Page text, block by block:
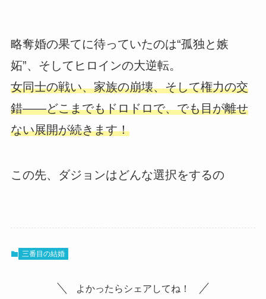
略奪婚の果てに待っていたのは“孤独と嫉
妬”、そしてヒロインの大逆転。
女同士の戦い、家族の崩壊、そして権力の交
錯――どこまでもドロドロで、でも目が離せ
ない展開が続きます！
この先、ダジョンはどんな選択をするの
三番目の結婚
よかったらシェアしてね！